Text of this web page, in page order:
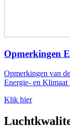
Opmerkingen
Opmerkingen van
Energie- en
Klik hier